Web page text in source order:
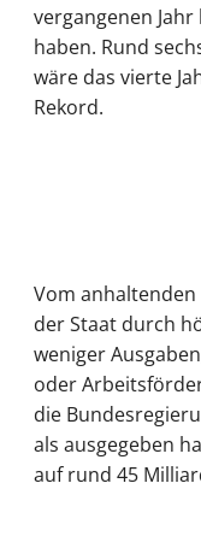
vergangenen
haben. Rund
wäre das vierte
Rekord.
Vom
der Staat durch
weniger
oder
die
als ausgegeben
auf rund 45